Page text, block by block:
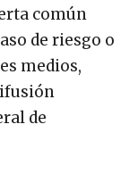
común
de riesgo o
medios,
de